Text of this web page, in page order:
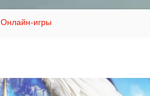
Онлайн-игры